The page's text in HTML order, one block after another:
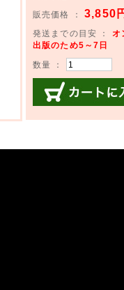
販売価格 ：3,850
発送までの目安 ：
オ
出版のため5～7日
数量 ：